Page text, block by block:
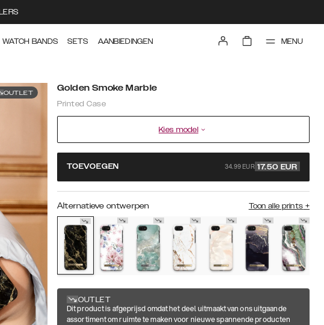
WATCH BANDS SETS AANBIEDINGEN MENU
OUTLET Golden Smoke Marble
Printed Case
Kies model
TOEVOEGEN 34.99 EUR 17.50 EUR
Alternatieve ontwerpen Toon alle prints +
OUTLET
Dit product is afgeprijsd omdat het deel uitmaakt van ons uitgaande
assortiment om ruimte te maken voor nieuwe spannende producten